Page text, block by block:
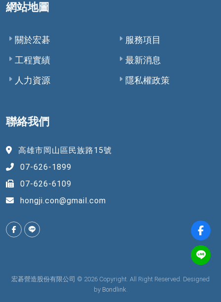
網站地圖
關於宏碁
工程實績
人力資源
服務項目
最新消息
隱私權政策
聯絡我們
高雄市岡山區民族路15號
07-626-1899
07-626-6109
hongji.con@gmail.com
宏碁營造股份有限公司 © 2026 Copyright. All Right Reserved. Designed
by Bondlink.